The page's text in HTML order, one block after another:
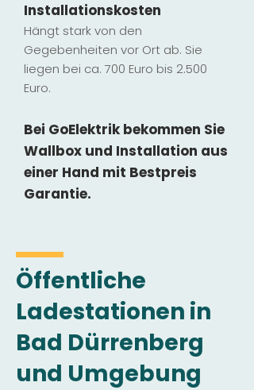
Installationskosten
Hängt stark von den
Gegebenheiten vor Ort ab. Sie
liegen bei ca. 700 Euro bis 2.500
Euro.
Bei GoElektrik bekommen Sie
Wallbox und Installation aus
einer Hand mit Bestpreis
Garantie.
Öffentliche
Ladestationen in
Bad Dürrenberg
und Umgebung